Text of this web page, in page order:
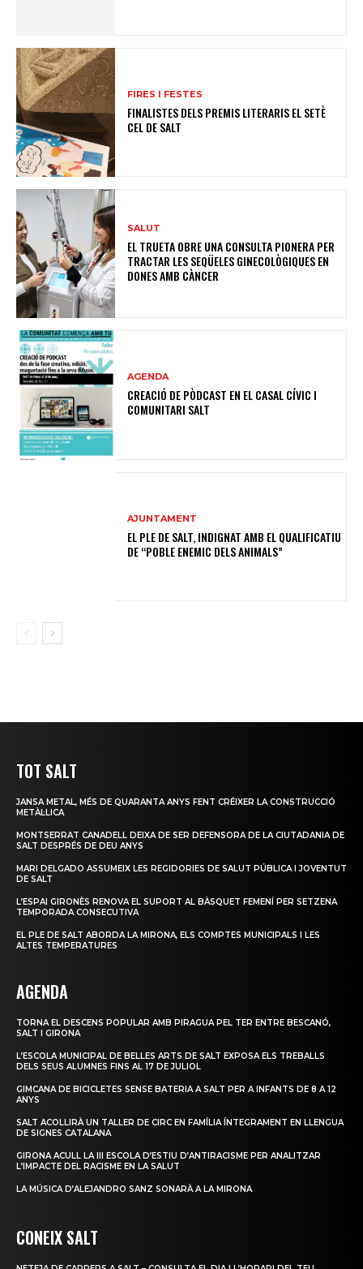
FIRES I FESTES
FINALISTES DELS PREMIS LITERARIS EL SETÈ
CEL DE SALT
SALUT
EL TRUETA OBRE UNA CONSULTA PIONERA PER
TRACTAR LES SEQÜELES GINECOLÒGIQUES EN
DONES AMB CÀNCER
AGENDA
CREACIÓ DE PÒDCAST EN EL CASAL CÍVIC I
COMUNITARI SALT
AJUNTAMENT
EL PLE DE SALT, INDIGNAT AMB EL QUALIFICATIU
DE “POBLE ENEMIC DELS ANIMALS”
TOT SALT
JANSA METAL, MÉS DE QUARANTA ANYS FENT CRÉIXER LA CONSTRUCCIÓ
METÀL·LICA
MONTSERRAT CANADELL DEIXA DE SER DEFENSORA DE LA CIUTADANIA DE
SALT DESPRÉS DE DEU ANYS
MARI DELGADO ASSUMEIX LES REGIDORIES DE SALUT PÚBLICA I JOVENTUT
DE SALT
L’ESPAI GIRONÈS RENOVA EL SUPORT AL BÀSQUET FEMENÍ PER SETZENA
TEMPORADA CONSECUTIVA
EL PLE DE SALT ABORDA LA MIRONA, ELS COMPTES MUNICIPALS I LES
ALTES TEMPERATURES
AGENDA
TORNA EL DESCENS POPULAR AMB PIRAGUA PEL TER ENTRE BESCANÓ,
SALT I GIRONA
L’ESCOLA MUNICIPAL DE BELLES ARTS DE SALT EXPOSA ELS TREBALLS
DELS SEUS ALUMNES FINS AL 17 DE JULIOL
GIMCANA DE BICICLETES SENSE BATERIA A SALT PER A INFANTS DE 8 A 12
ANYS
SALT ACOLLIRÀ UN TALLER DE CIRC EN FAMÍLIA ÍNTEGRAMENT EN LLENGUA
DE SIGNES CATALANA
GIRONA ACULL LA III ESCOLA D’ESTIU D’ANTIRACISME PER ANALITZAR
L’IMPACTE DEL RACISME EN LA SALUT
LA MÚSICA D’ALEJANDRO SANZ SONARÀ A LA MIRONA
CONEIX SALT